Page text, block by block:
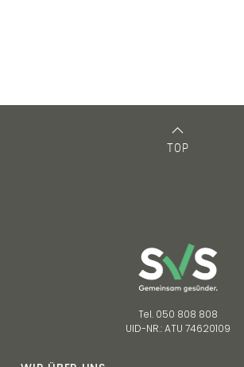
TOP
Tel. 050 808 808
UID-NR.: ATU 74620109